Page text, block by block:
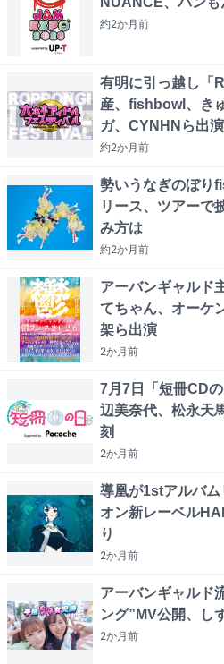
約2か月前
有明に引っ越し「
産、fishbowl、き
ガ、CYNHNら出演
約2か月前
勢いうなぎのぼり
リース、ツアー
み方は
約2か月前
アーバンギャルド
てちゃん、オーケ
架ら出演
2か月前
7月7日「短冊CD
辺美奈代、松永天
刻
2か月前
導凰が1stアルバ
オン新レーベル
り
2か月前
アーバンギャルド
ング”MV公開、し
2か月前